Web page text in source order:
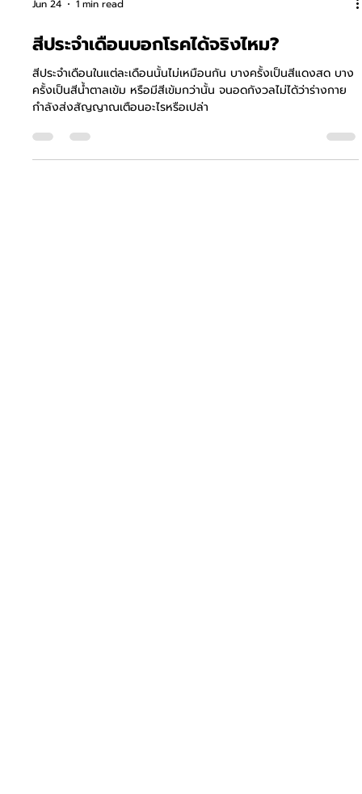
Jun 24 1 min read
สีประจำเดือนบอกโรคได้จริงไหม?
ครั้งเป็นสีน้ำตาลเข้ม หรือมีสีเข้มกว่านั้น จนอดกังวลไม่ได้ว่าร่างกาย
กำลังส่งสัญญาณเตือนอะไรหรือเปล่า